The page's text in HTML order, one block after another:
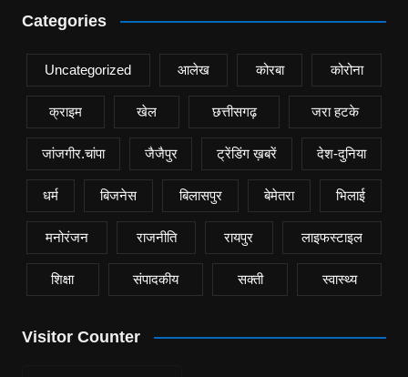
Categories
Uncategorized आलेख कोरबा कोरोना
क्राइम खेल छत्तीसगढ़ जरा हटके
जांजगीर.चांपा जैजैपुर ट्रेंडिंग ख़बरें देश-दुनिया
धर्म बिजनेस बिलासपुर बेमेतरा भिलाई
मनोरंजन राजनीति रायपुर लाइफस्टाइल
शिक्षा संपादकीय सक्ती स्वास्थ्य
Visitor Counter